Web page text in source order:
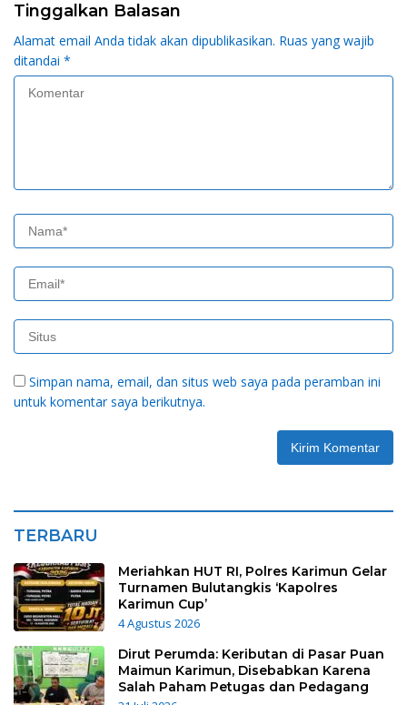
Tinggalkan Balasan
Alamat email Anda tidak akan dipublikasikan. Ruas yang wajib
ditandai *
Simpan nama, email, dan situs web saya pada peramban ini
untuk komentar saya berikutnya.
TERBARU
Meriahkan HUT RI, Polres Karimun Gelar
Turnamen Bulutangkis ‘Kapolres
Karimun Cup’
4 Agustus 2026
Dirut Perumda: Keributan di Pasar Puan
Maimun Karimun, Disebabkan Karena
Salah Paham Petugas dan Pedagang